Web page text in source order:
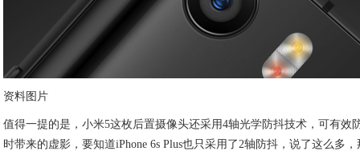
资料图片
值得一提的是，小米5这枚后置摄像头还采用4轴光学防抖技术，可有效
时带来的虚影，要知道iPhone 6s Plus也只采用了2轴防抖，说了这么多